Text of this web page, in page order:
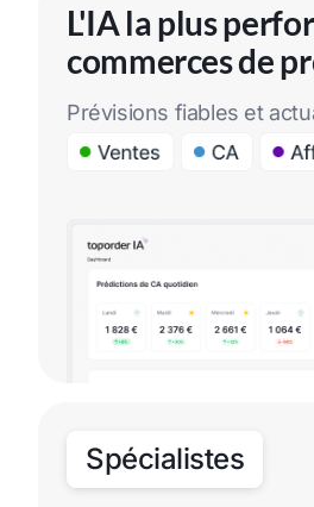
L'IA la plus
commerces de
Prévisions fiables et
Spécialistes